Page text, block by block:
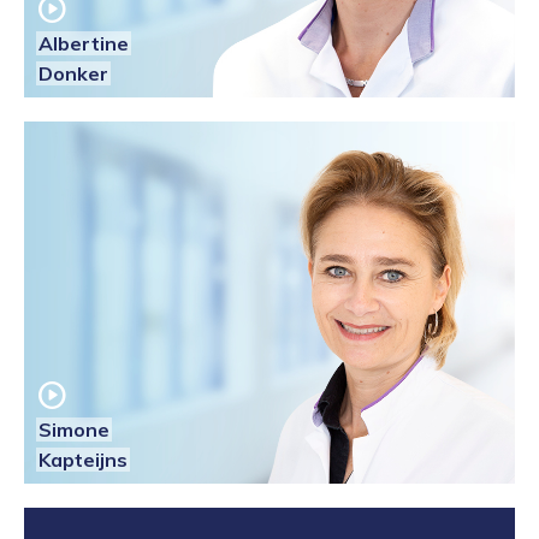
play_circle
Albertine
Donker
play_circle
Simone
Kapteijns